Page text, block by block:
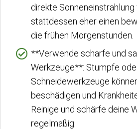
direkte
stattdessen eher einen
die frühen Morgenstunden.
**Verwende scharfe und
Werkzeuge**: Stumpfe
Schneidewerkzeuge
beschädigen und
Reinige und schärfe deine
regelmäßig.